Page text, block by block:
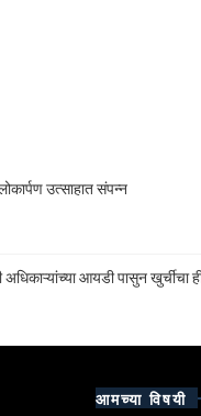
उत्साहात संपन्न
आयडी पासुन खुर्चीचा
आमच्या विषयी